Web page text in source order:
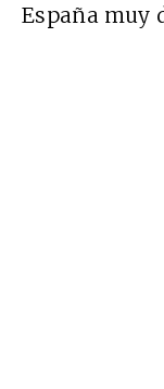
España muy